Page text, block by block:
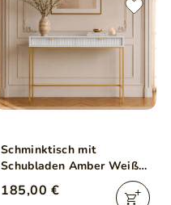
Schminktisch mit
Schubladen Amber Weiß,
Gold Frame
185,00 €